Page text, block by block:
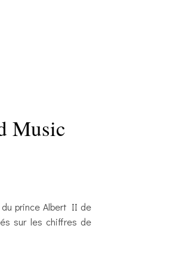
Music
du prince Albert II de
sur les chiffres de